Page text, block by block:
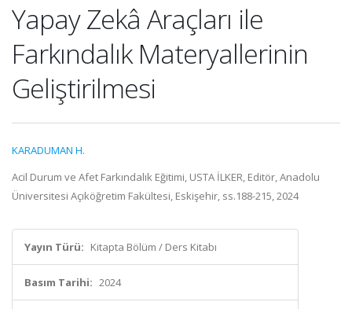
Yapay Zekâ Araçları ile
Farkındalık Materyallerinin
Geliştirilmesi
KARADUMAN H.
Acil Durum ve Afet Farkındalık Eğitimi, USTA İLKER, Editör, Anadolu
Üniversitesi Açıköğretim Fakültesi, Eskişehir, ss.188-215, 2024
Yayın Türü: Kitapta Bölüm / Ders Kitabı
Basım Tarihi: 2024